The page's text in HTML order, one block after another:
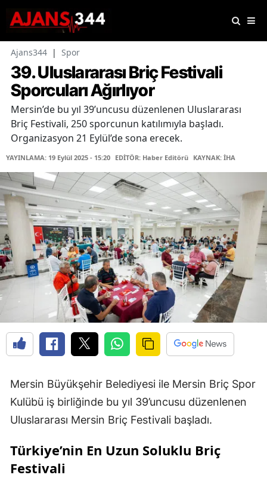
Ajans344 | Spor
39. Uluslararası Briç Festivali
Sporcuları Ağırlıyor
Mersin’de bu yıl 39’uncusu düzenlenen Uluslararası
Briç Festivali, 250 sporcunun katılımıyla başladı.
Organizasyon 21 Eylül’de sona erecek.
YAYINLAMA: 19 Eylül 2025 - 15:20 EDİTÖR: Haber Editörü KAYNAK: İHA
Mersin Büyükşehir Belediyesi ile Mersin Briç Spor
Kulübü iş birliğinde bu yıl 39’uncusu düzenlenen
Uluslararası Mersin Briç Festivali başladı.
Türkiye’nin En Uzun Soluklu Briç
Festivali